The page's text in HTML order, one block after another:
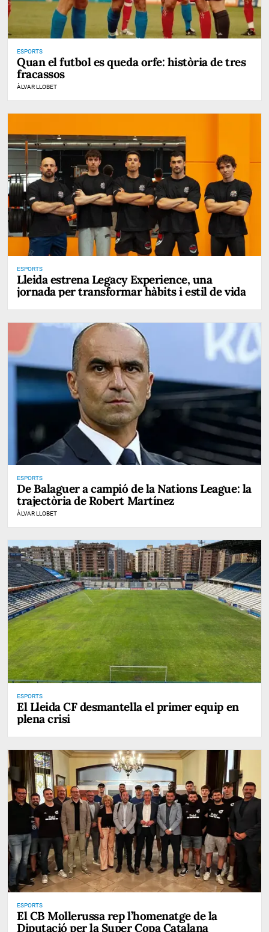
ESPORTS
Quan el futbol es queda orfe: història de tres
fracassos
ÀLVAR LLOBET
ESPORTS
Lleida estrena Legacy Experience, una
jornada per transformar hàbits i estil de vida
ESPORTS
De Balaguer a campió de la Nations League: la
trajectòria de Robert Martínez
ÀLVAR LLOBET
ESPORTS
El Lleida CF desmantella el primer equip en
plena crisi
ESPORTS
El CB Mollerussa rep l’homenatge de la
Diputació per la Super Copa Catalana